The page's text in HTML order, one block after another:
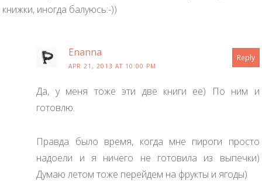
книжки, иногда балуюсь:-))
Enanna Reply
APR 21, 2013 AT 10:00 PM
Да, у меня тоже эти две книги ее) По ним и
готовлю.
Правда было время, когда мне пироги просто
надоели и я ничего не готовила из выпечки)
Думаю летом тоже перейдем на фрукты и ягоды)